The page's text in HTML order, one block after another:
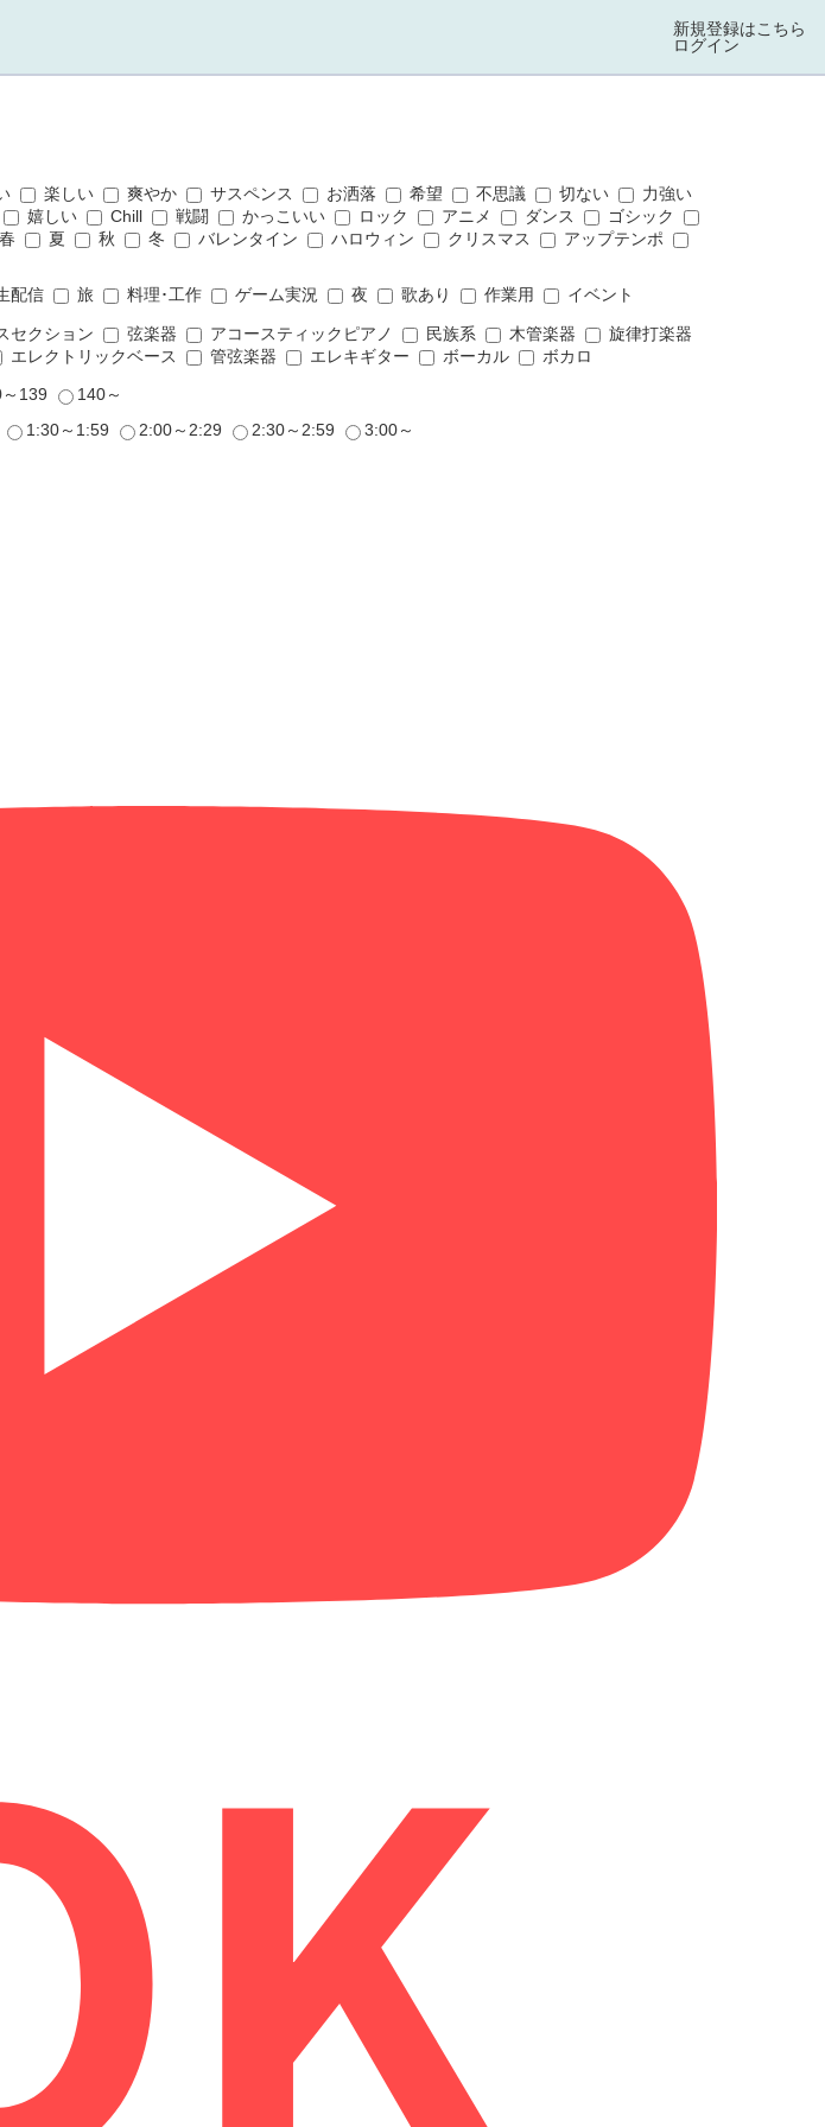
新規登録はこちら
ログイン
楽しい 爽やか サスペンス お洒落 希望 不思議 切ない
力強い
嬉しい Chill 戦闘 かっこいい ロック アニメ ダンス
ゴシック
春 夏 秋 冬 バレンタイン ハロウィン クリスマス
アップテンポ
配信 旅 料理･工作 ゲーム実況 夜 歌あり 作業用
イベント
セクション 弦楽器 アコースティックピアノ 民族系 木管楽器
旋律打楽器
エレクトリックベース 管弦楽器 エレキギター ボーカル
ボカロ
139
140～
1:30～1:59 2:00～2:29 2:30～2:59
3:00～